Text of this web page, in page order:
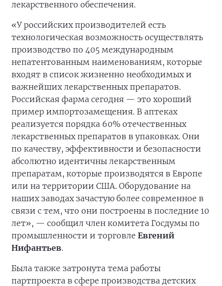
лекарственного обеспечения.
«У российских производителей есть
технологическая возможность осуществлять
производство по 405 международным
непатентованным наименованиям, которые
входят в список жизненно необходимых и
важнейших лекарственных препаратов.
Российская фарма сегодня — это хороший
пример импортозамещения. В аптеках
реализуется порядка 60% отечественных
лекарственных препаратов в упаковках. Они
по качеству, эффективности и безопасности
абсолютно идентичны лекарственным
препаратам, которые производятся в Европе
или на территории США. Оборудование на
наших заводах зачастую более современное в
связи с тем, что они построены в последние 10
лет», — сообщил член комитета Госдумы по
промышленности и торговле Евгений
Нифантьев.
Была также затронута тема работы
партпроекта в сфере производства детских